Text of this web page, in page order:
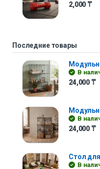
2,000 ₸
Последние товары
В
24,000 ₸
В
24,000 ₸
Стол
В